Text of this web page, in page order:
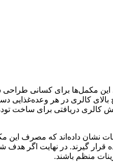
مکمل‌ها برای کسانی طراحی
کالری در هر وعده‌غذایی
کالری دریافتی برای
نشان داده‌اند که مصرف این
قرار گیرند. در نهایت اگر
منظم باشند.